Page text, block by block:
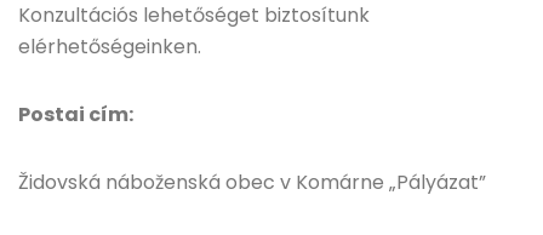
Konzultációs lehetőséget biztosítunk
elérhetőségeinken.
Postai cím:
Židovská náboženská obec v Komárne „Pályázat”